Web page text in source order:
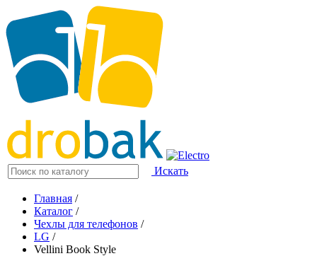
Искать
Главная /
Каталог /
Чехлы для телефонов /
LG /
Vellini Book Style